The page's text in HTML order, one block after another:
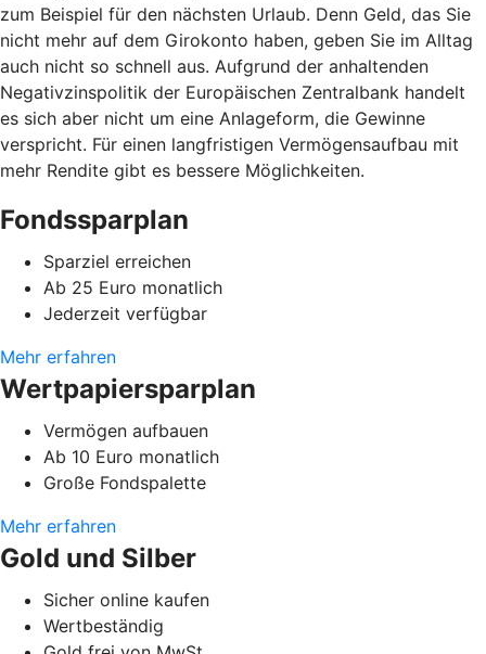
zum Beispiel für den nächsten Urlaub. Denn Geld, das Sie
nicht mehr auf dem Girokonto haben, geben Sie im Alltag
auch nicht so schnell aus. Aufgrund der anhaltenden
Negativzinspolitik der Europäischen Zentralbank handelt
es sich aber nicht um eine Anlageform, die Gewinne
verspricht. Für einen langfristigen Vermögensaufbau mit
mehr Rendite gibt es bessere Möglichkeiten.
Fondssparplan
Sparziel erreichen
Ab 25 Euro monatlich
Jederzeit verfügbar
Mehr erfahren
Wertpapiersparplan
Vermögen aufbauen
Ab 10 Euro monatlich
Große Fondspalette
Mehr erfahren
Gold und Silber
Sicher online kaufen
Wertbeständig